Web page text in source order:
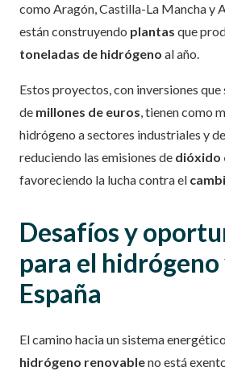
como Aragón, Castilla-La Mancha y
están construyendo plantas que
toneladas de hidrógeno al año.
Estos proyectos, con inversiones
de millones de euros, tienen como
hidrógeno a sectores industriales y
reduciendo las emisiones de dióxido
favoreciendo la lucha contra el
Desafíos y
para el hidrógeno
España
El camino hacia un sistema
hidrógeno renovableno está